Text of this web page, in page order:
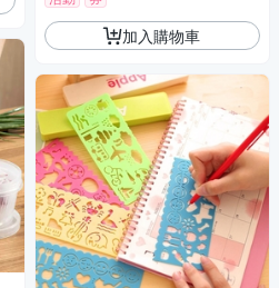
加入購物車